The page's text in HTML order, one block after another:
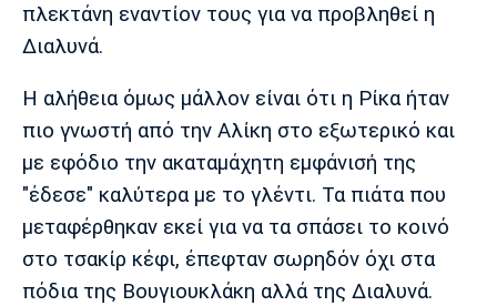
πλεκτάνη εναντίον τους για να προβληθεί η
Διαλυνά.
Η αλήθεια όμως μάλλον είναι ότι η Ρίκα ήταν
πιο γνωστή από την Αλίκη στο εξωτερικό και
με εφόδιο την ακαταμάχητη εμφάνισή της
"έδεσε" καλύτερα με το γλέντι. Τα πιάτα που
μεταφέρθηκαν εκεί για να τα σπάσει το κοινό
στο τσακίρ κέφι, έπεφταν σωρηδόν όχι στα
πόδια της Βουγιουκλάκη αλλά της Διαλυνά.